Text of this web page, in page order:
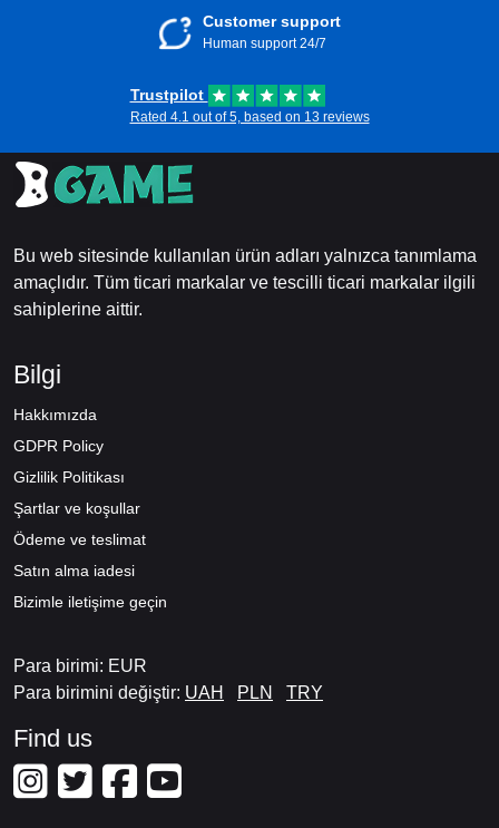
Customer support
Human support 24/7
Trustpilot
Rated 4.1 out of 5, based on 13 reviews
Bu web sitesinde kullanılan ürün adları yalnızca tanımlama
amaçlıdır. Tüm ticari markalar ve tescilli ticari markalar ilgili
sahiplerine aittir.
Bilgi
Hakkımızda
GDPR Policy
Gizlilik Politikası
Şartlar ve koşullar
Ödeme ve teslimat
Satın alma iadesi
Bizimle iletişime geçin
Para birimi: EUR
Para birimini değiştir: UAH PLN TRY
Find us